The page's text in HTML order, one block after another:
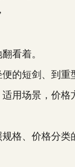
看着。
短剑、到重型
场景，价格
、价格分类